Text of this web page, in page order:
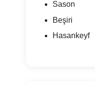
Sason
Beşiri
Hasankeyf